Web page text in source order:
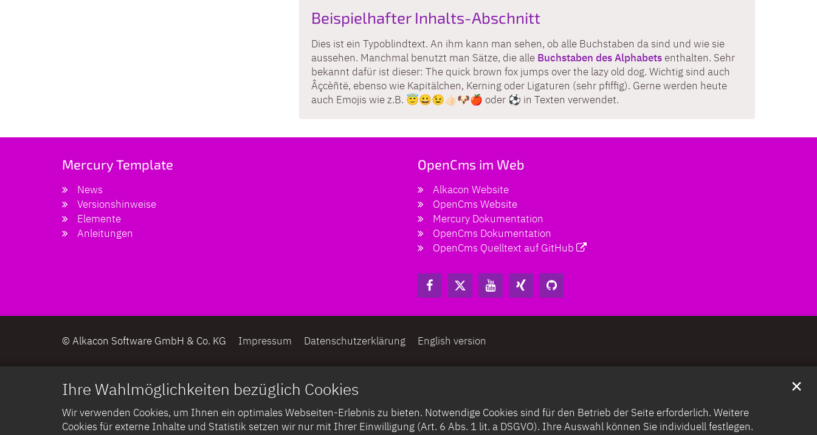
Ihre Wahlmöglichkeiten bezüglich Cookies
Wir verwenden Cookies, um Ihnen ein optimales Webseiten-Erlebnis zu bieten. Notwendige Cookies sind für den Betrieb der Seite erforderlich. Weitere
Cookies für externe Inhalte und Statistik setzen wir nur mit Ihrer Einwilligung (Art. 6 Abs. 1 lit. a DSGVO). Ihre Auswahl können Sie individuell festlegen.
✕
Beispielhafter Inhalts-Abschnitt
Dies ist ein Typoblindtext. An ihm kann man sehen, ob alle Buchstaben da sind und wie sie
aussehen. Manchmal benutzt man Sätze, die alle Buchstaben des Alphabets enthalten. Sehr
bekannt dafür ist dieser: The quick brown fox jumps over the lazy old dog. Wichtig sind auch
Âçcèñtë, ebenso wie Kapitälchen, Kerning oder Ligaturen (sehr pfiffig). Gerne werden heute
auch Emojis wie z.B. 😇😀😉👍🏻🐶🍎 oder ⚽️ in Texten verwendet.
Mercury Template
News
Versionshinweise
Elemente
Anleitungen
OpenCms im Web
Alkacon Website
OpenCms Website
Mercury Dokumentation
OpenCms Dokumentation
OpenCms Quelltext auf GitHub
© Alkacon Software GmbH & Co. KG Impressum Datenschutzerklärung English version